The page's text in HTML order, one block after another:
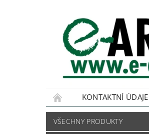
KONTAKTNÍ ÚDAJE
VŠECHNY PRODUKTY